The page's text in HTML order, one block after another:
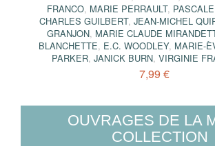
FRANCO, MARIE PERRAULT,
CHARLES GUILBERT, JEAN-MICHEL
GRANJON, MARIE CLAUDE
BLANCHETTE, E.C. WOODLEY, MARIE-
PARKER, JANICK BURN, VIRGINIE
7,99 €
OUVRAGES DE LA
COLLECTION